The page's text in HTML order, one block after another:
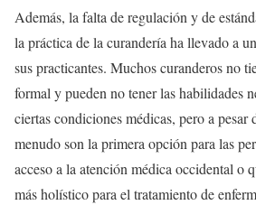
Además, la falta de regulación y de
la práctica de la curandería ha llevado a
sus practicantes. Muchos curanderos no
formal y pueden no tener las habilidades
ciertas condiciones médicas, pero a pesar
menudo son la primera opción para las
acceso a la atención médica occidental o
más holístico para el tratamiento de